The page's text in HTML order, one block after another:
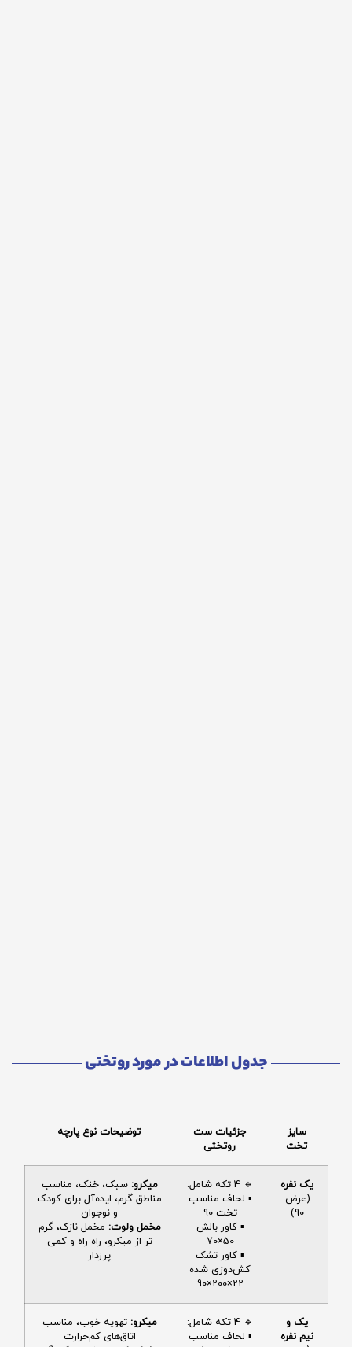
جدول اطلاعات در مورد روتختی
سایز
تخت
جزئیات ست
روتختی
توضیحات نوع پارچه
یک نفره
(عرض
90)
🔹 4 تکه شامل:
▪️ لحاف مناسب
تخت 90
▪️ کاور بالش
50×70
▪️ کاور تشک
کش‌دوزی شده
22×200×90
میکرو: سبک، خنک، مناسب
مناطق گرم، ایده‌آل برای کودک
و نوجوان
مخمل ولوت: مخمل نازک، گرم
تر از میکرو، راه راه و کمی
پرزدار
یک و
نیم نفره
🔹 4 تکه شامل:
▪️ لحاف مناسب
میکرو: تهویه خوب، مناسب
اتاق‌های کم‌حرارت